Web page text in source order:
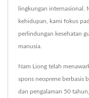
lingkungan internasional.
kehidupan, kami fokus
perlindungan kesehatan
manusia.
Nam Liong telah
spons neoprene berbasis
dan pengalaman 50